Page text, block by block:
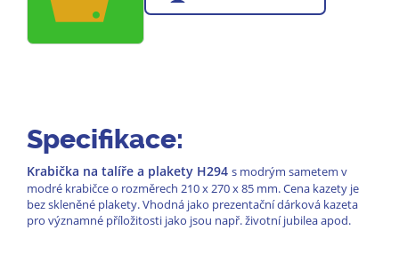
Specifikace:
Krabička na talíře a plakety H294 s modrým sametem v
modré krabičce o rozměrech 210 x 270 x 85 mm. Cena kazety je
bez skleněné plakety. Vhodná jako prezentační dárková kazeta
pro významné příložitosti jako jsou např. životní jubilea apod.